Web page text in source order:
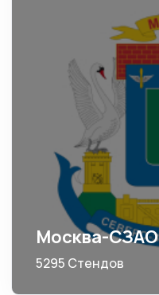
Москва-СЗАО
5295 Стендов